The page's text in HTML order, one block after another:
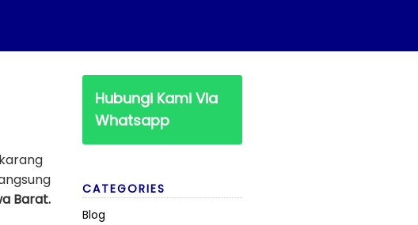
Barat.
Hubungi Kami Via
Whatsapp
CATEGORIES
Blog